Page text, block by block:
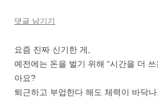
댓글 남기기
요즘 진짜 신기한 게,
예전에는 돈을 벌기 위해 “시간을 더
아요?
퇴근하고 부업한다 해도 체력이 바닥